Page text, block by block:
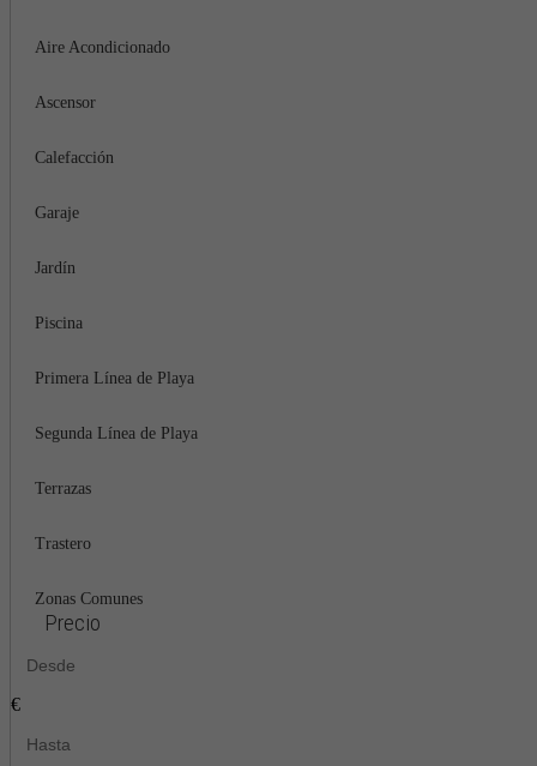
Aire Acondicionado
Ascensor
Calefacción
Garaje
Jardín
Piscina
Primera Línea de Playa
Segunda Línea de Playa
Terrazas
Trastero
Zonas Comunes
Precio
€